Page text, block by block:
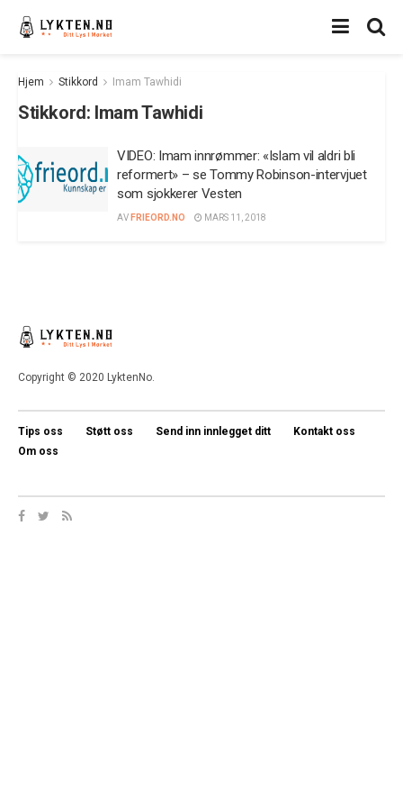
Hjem Stikkord Imam Tawhidi
Stikkord: Imam Tawhidi
VIDEO: Imam innrømmer: «Islam vil aldri bli
reformert» – se Tommy Robinson-intervjuet
som sjokkerer Vesten
AV FRIEORD.NO MARS 11, 2018
Copyright © 2020 LyktenNo.
Tips oss Støtt oss Send inn innlegget ditt
Kontakt oss
Om oss